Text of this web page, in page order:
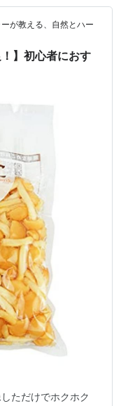
た。その後の調査
で生まれた桜であ
５０年４月河…
が教える、自然とハー
】初心者におす
ただけでホクホク